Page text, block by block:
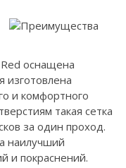
оснащена
изготовлена
и комфортного
такая сетка
за один проход.
наилучший
и покраснений.